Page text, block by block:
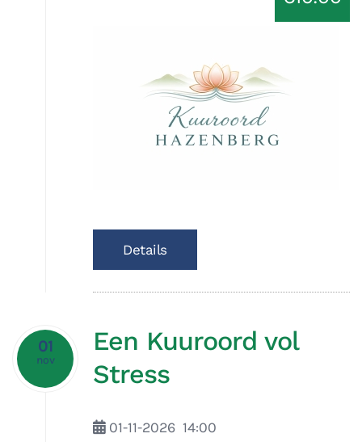
Details
01
nov
Een Kuuroord vol
Stress
01-11-2026 14:00